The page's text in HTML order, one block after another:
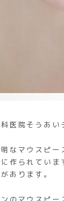
医院そうあい
なマウスピ
作られてい
あります。